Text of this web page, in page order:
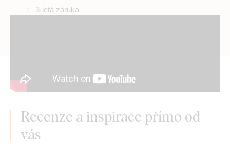
3-letá záruka
Recenze a inspirace přímo od
vás